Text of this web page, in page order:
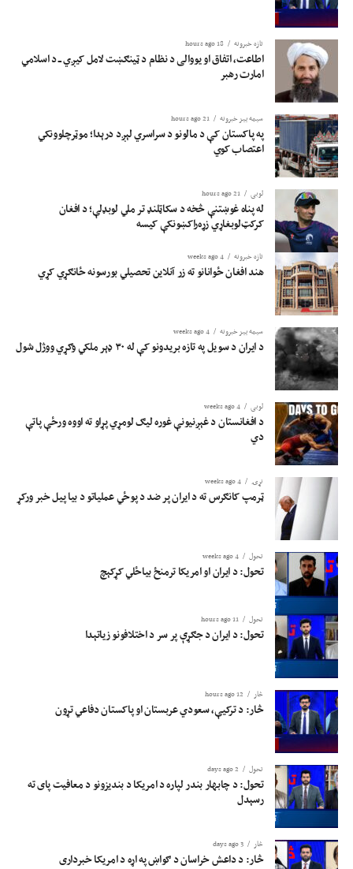
تازه خبرونه 18 hours ago
اطاعت، اتفاق او یووالی د نظام د ټینګښت لامل کیږي ــ د اسلامي
امارت رهبر
سیمه ییز خبرونه 21 hours ago
په پاکستان کې د مالونو د سراسري لېږد درېدا؛ موټرچلوونکي
اعتصاب کوي
لوبی 21 hours ago
له پناه غوښتنې څخه د سکاټلنډ تر ملي لوبډلې؛ د افغان
کرکټ‌لوبغاړي زړه‌راکښونکې کیسه
تازه خبرونه 4 weeks ago
هند افغان ځوانانو ته زر آنلاین تحصیلي بورسونه ځانګړي کړي
سیمه ییز خبرونه 4 weeks ago
د ایران د سویل په تازه بریدونو کې له ۳۰ ډېر ملکي وګړي ووژل شول
لوبی 4 weeks ago
د افغانستان د غېږنیونې غوره لیګ لومړي پړاو ته اووه ورځې پاتې
دي
نړۍ 4 weeks ago
ټرمپ کانګرس ته د ایران پر ضد د پوځي عملیاتو د بیا پیل خبر ورکړ
تحول 4 weeks ago
تحول: د ایران او امریکا ترمنځ بیاځلي کړکېچ
تحول 11 hours ago
تحول: د ایران د جګړې پر سر د اختلافونو زیاتېدا
څار 12 hours ago
څار: د ترکیې، سعودي عربستان او پاکستان دفاعي تړون
تحول 2 days ago
تحول: د چابهار بندر لپاره د امریکا د بندیزونو د معافیت پای ته
رسېدل
څار 3 days ago
څار: د داعش خراسان د ګواښ په اړه د امریکا خبرداری